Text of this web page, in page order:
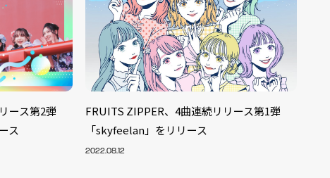
ース第2弾
ス
FRUITS ZIPPER、4曲連続リリース第1弾
「skyfeelan」をリリース
2022.08.12
CREATOR